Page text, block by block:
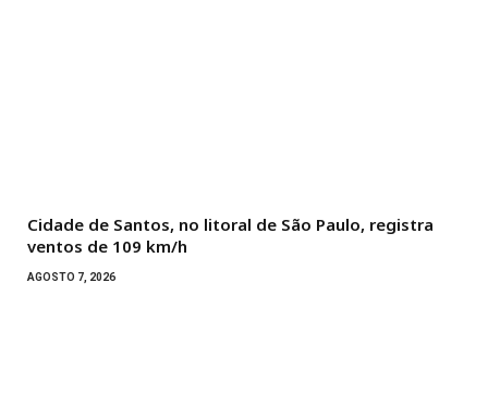
Cidade de Santos, no litoral de São Paulo, registra
ventos de 109 km/h
AGOSTO 7, 2026